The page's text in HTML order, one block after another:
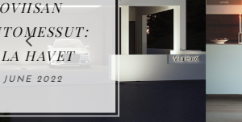
VUOSIKATSAUS